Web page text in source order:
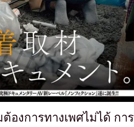
งการทางเพศไม่ได้ การ